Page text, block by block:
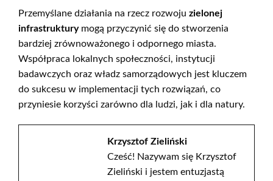
Przemyślane działania na rzecz rozwoju zielonej
infrastrukturymogą przyczynić się do stworzenia
bardziej zrównoważonego i odpornego miasta.
Współpraca lokalnych społeczności, instytucji
badawczych oraz władz samorządowych jest kluczem
do sukcesu w implementacji tych rozwiązań, co
przyniesie korzyści zarówno dla ludzi, jak i dla natury.
Krzysztof Zieliński
Cześć! Nazywam się Krzysztof
Zieliński i jestem entuzjastą